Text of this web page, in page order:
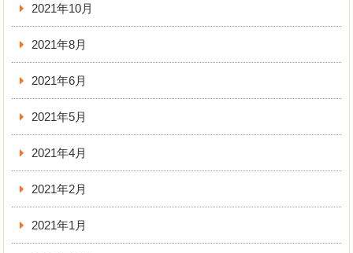
2021年10月
2021年8月
2021年6月
2021年5月
2021年4月
2021年2月
2021年1月